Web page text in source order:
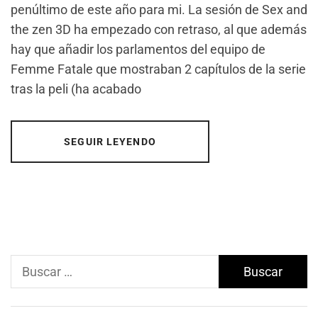
penúltimo de este año para mi. La sesión de Sex and
the zen 3D ha empezado con retraso, al que además
hay que añadir los parlamentos del equipo de
Femme Fatale que mostraban 2 capítulos de la serie
tras la peli (ha acabado
SEGUIR LEYENDO
Buscar: